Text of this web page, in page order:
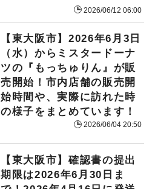
2026/06/12 06:00
【東大阪市】2026年6月3日
（水）からミスタードーナ
ツの『もっちゅりん』が販
売開始！市内店舗の販売開
始時間や、実際に訪れた時
の様子をまとめています！
2026/06/04 20:50
【東大阪市】確認書の提出
期限は2026年6月30日ま